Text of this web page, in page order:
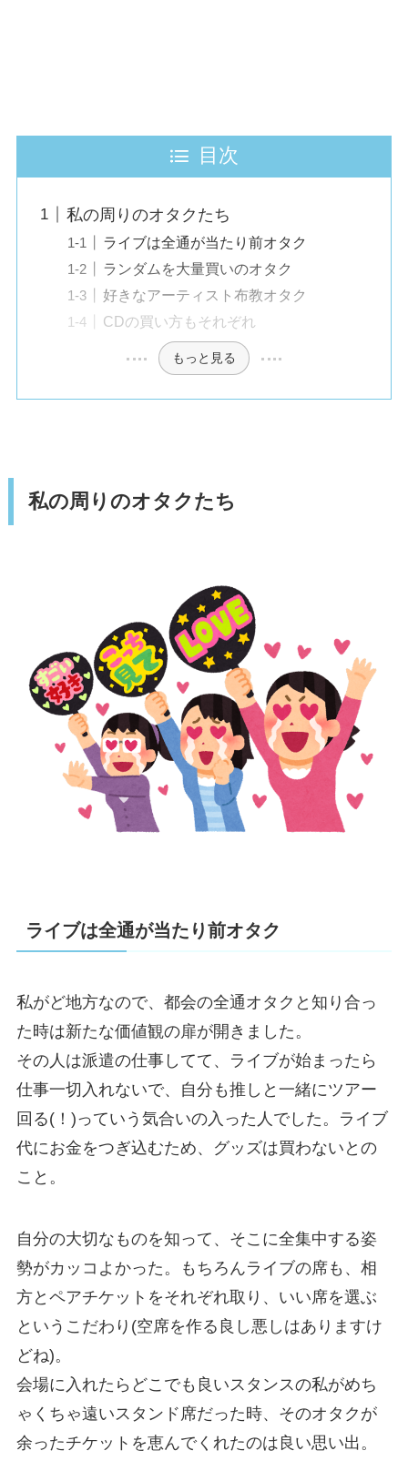
目次
私の周りのオタクたち
ライブは全通が当たり前オタク
ランダムを大量買いのオタク
好きなアーティスト布教オタク
CDの買い方もそれぞれ
もっと見る
私の周りのオタクたち
ライブは全通が当たり前オタク
私がど地方なので、都会の全通オタクと知り合っ
た時は新たな価値観の扉が開きました。
その人は派遣の仕事してて、ライブが始まったら
仕事一切入れないで、自分も推しと一緒にツアー
回る(！)っていう気合いの入った人でした。ライブ
代にお金をつぎ込むため、グッズは買わないとの
こと。
自分の大切なものを知って、そこに全集中する姿
勢がカッコよかった。もちろんライブの席も、相
方とペアチケットをそれぞれ取り、いい席を選ぶ
というこだわり(空席を作る良し悪しはありますけ
どね)。
会場に入れたらどこでも良いスタンスの私がめち
ゃくちゃ遠いスタンド席だった時、そのオタクが
余ったチケットを恵んでくれたのは良い思い出。